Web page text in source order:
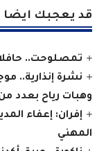
قد يعجبك ايضا
تمصلوحت..
نشرة إنذارية..
وهبات رياح بعدد
إفران: إعفاء
المهني